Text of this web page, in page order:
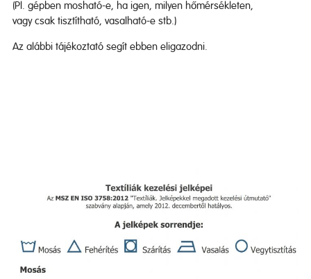
(Pl. gépben mosható-e, ha igen, milyen hőmérsékleten,
vagy csak tisztítható, vasalható-e stb.)
Az alábbi tájékoztató segít ebben eligazodni.